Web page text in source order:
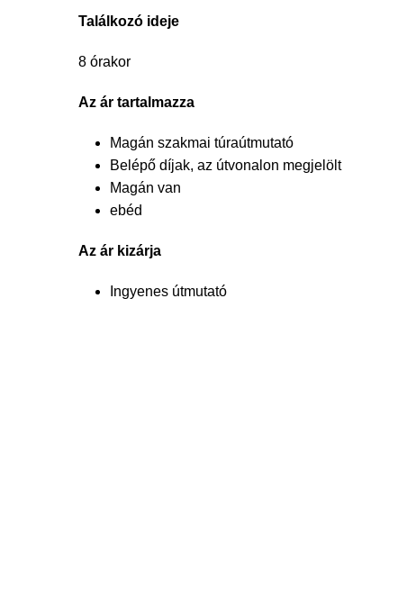
Találkozó ideje
8 órakor
Az ár tartalmazza
Magán szakmai túraútmutató
Belépő díjak, az útvonalon megjelölt
Magán van
ebéd
Az ár kizárja
Ingyenes útmutató